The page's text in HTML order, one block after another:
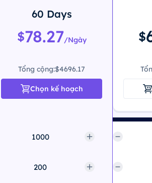
60 Days
$78.27/Ngày
Tổng cộng:$4696.17
Chọn kế hoạch
$